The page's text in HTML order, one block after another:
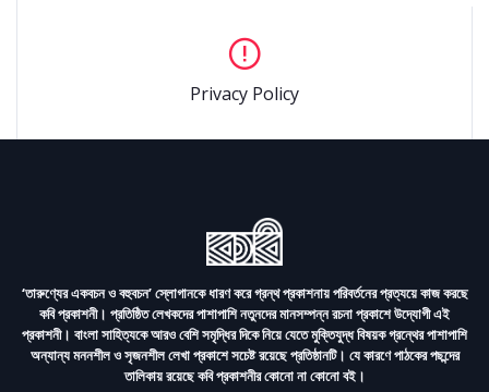
Privacy Policy
‘তারুণ্যের একবচন ও বহুবচন’ স্লোগানকে ধারণ করে গ্রন্থ প্রকাশনায় পরিবর্তনের প্রত্যয়ে কাজ করছে
কবি প্রকাশনী। প্রতিষ্ঠিত লেখকদের পাশাপাশি নতুনদের মানসম্পন্ন রচনা প্রকাশে উদ্যোগী এই
প্রকাশনী। বাংলা সাহিত্যকে আরও বেশি সমৃদ্ধির দিকে নিয়ে যেতে মুক্তিযুদ্ধ বিষয়ক গ্রন্থের পাশাপাশি
অন্যান্য মননশীল ও সৃজনশীল লেখা প্রকাশে সচেষ্ট রয়েছে প্রতিষ্ঠানটি। যে কারণে পাঠকের পছন্দের
তালিকায় রয়েছে কবি প্রকাশনীর কোনো না কোনো বই।